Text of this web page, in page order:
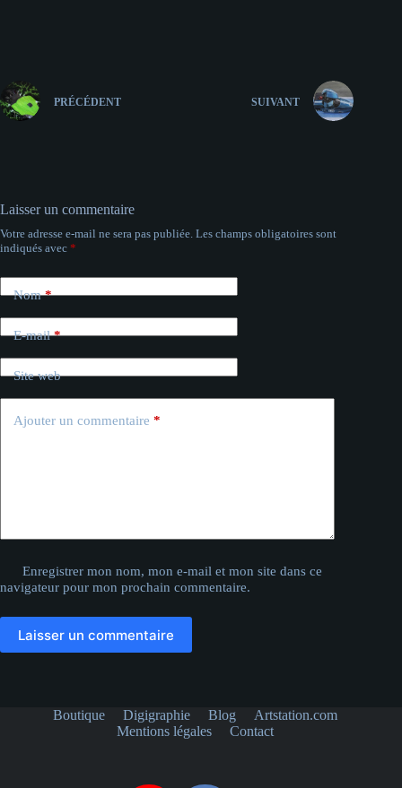
PRÉCÉDENT SUIVANT
Laisser un commentaire
Votre adresse e-mail ne sera pas publiée. Les champs obligatoires sont
indiqués avec *
Nom*
E-mail*
Site web
Ajouter un commentaire *
Enregistrer mon nom, mon e-mail et mon site dans ce
navigateur pour mon prochain commentaire.
Laisser un commentaire
Boutique Digigraphie Blog
Artstation.com
Mentions légales
Contact